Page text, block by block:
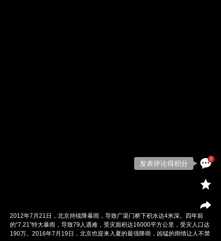
0
发表评论得积分
2012年7月21日，北京持续降暴雨，导致广渠门桥下积水达4米深。四年前
的“7.21”特大暴雨，导致79人遇难，受灾面积达16000平方公里，受灾人口达
190万。2016年7月19日，北京也迎来入夏的最强降雨，凶猛的雨情让人不禁